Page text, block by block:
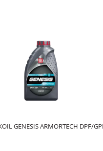
GENESIS ARMORTECH DPF/